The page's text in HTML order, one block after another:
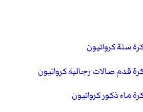
سلة كرواتيون
قدم صالات رجالية كرواتيون
ماء ذكور كرواتيون